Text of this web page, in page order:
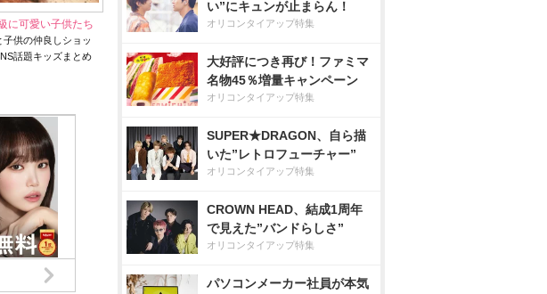
に可愛い子供たち
子供の仲良しショッ
話題キッズまとめ
い”にキュンが止まらん！
オリコンタイアップ特集
大好評につき再び！ファミマ
名物45％増量キャンペーン
オリコンタイアップ特集
SUPER★DRAGON、自ら描
いた”レトロフューチャー”
オリコンタイアップ特集
CROWN HEAD、結成1周年
で見えた”バンドらしさ”
オリコンタイアップ特集
パソコンメーカー社員が本気